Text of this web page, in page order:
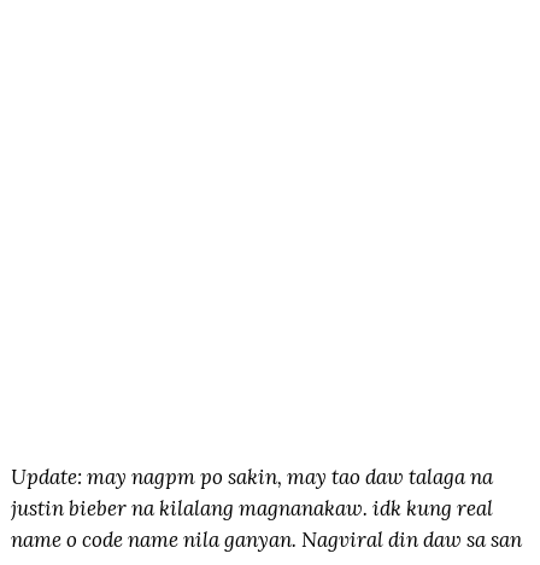
Update: may nagpm po sakin, may tao daw talaga na
justin bieber na kilalang magnanakaw. idk kung real
name o code name nila ganyan. Nagviral din daw sa san